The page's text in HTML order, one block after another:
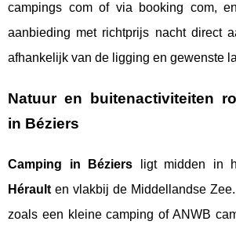
campings com of via booking com,
aanbieding met richtprijs nacht direct
afhankelijk van de ligging en gewenste
Natuur en buitenactiviteiten
in Béziers
Camping in Béziers ligt midden in
Hérault en vlakbij de Middellandse
zoals een kleine camping of ANWB